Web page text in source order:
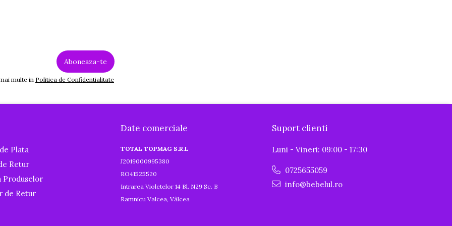
multe in Politica de Confidentialitate
Plata
Retur
Produselor
de Retur
Date comerciale
TOTAL TOPMAG S.R.L
J2019000995380
RO41525520
Intrarea Violetelor 14 Bl. N29 Sc. B
Ramnicu Valcea, Vâlcea
Suport clienti
Luni - Vineri: 09:00 - 17:30
0725655059
info@bebelul.ro